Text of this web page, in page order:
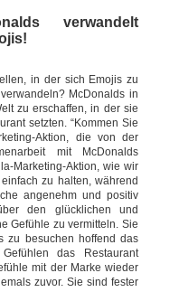
verwandelt
in der sich Emojis zu
McDonalds in
zu erschaffen, in der sie
setzten. “Kommen Sie
Aktion, die von der
mit McDonalds
Marketing-Aktion, wie wir
zu halten, während
angenehm und positiv
den glücklichen und
Gefühle zu vermitteln. Sie
zu besuchen hoffend das
das Restaurant
mit der Marke wieder
zuvor. Sie sind fester